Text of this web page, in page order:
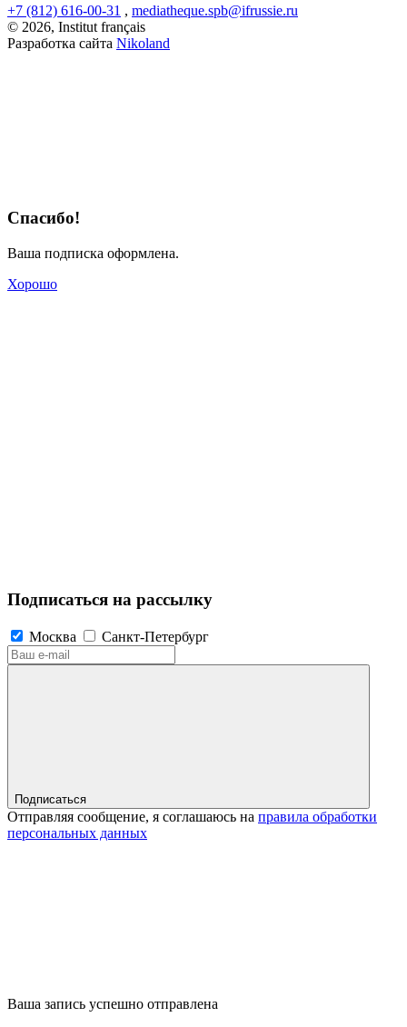
+7 (812) 616-00-31 , mediatheque.spb@ifrussie.ru
© 2026, Institut français
Разработка сайта Nikoland
Спасибо!
Ваша подписка оформлена.
Хорошо
Подписаться на рассылку
Москва Санкт-Петербург
Подписаться
Отправляя сообщение, я соглашаюсь на правила обработки
персональных данных
Ваша запись успешно отправлена